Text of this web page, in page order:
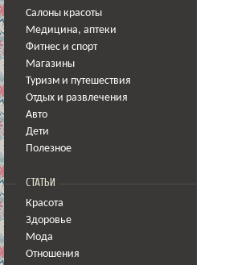
Салоны красоты
Медицина, аптеки
Фитнес и спорт
Магазины
Туризм и путешествия
Отдых и развлечения
Авто
Дети
Полезное
СТАТЬИ
Красота
Здоровье
Мода
Отношения